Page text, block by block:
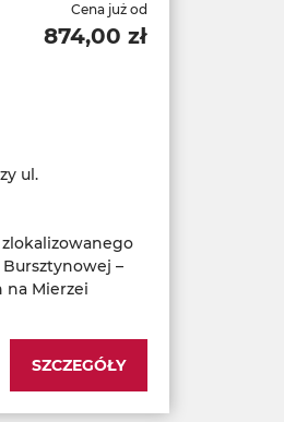
Cena już od
874,00 zł
ul.
–
na Mierzei
SZCZEGÓŁY